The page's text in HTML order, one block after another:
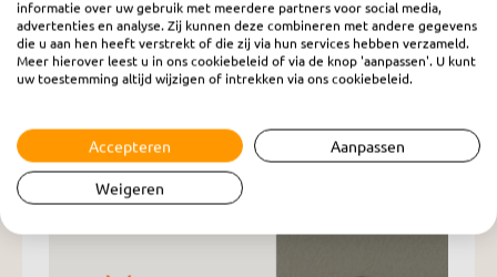
Vrouw in Beeld: Henrieke Hoogendijk
vrijdag 13 maart 2026
informatie over uw gebruik met meerdere partners voor social media,
advertenties en analyse. Zij kunnen deze combineren met andere gegevens
die u aan hen heeft verstrekt of die zij via hun services hebben verzameld.
Meer hierover leest u in ons cookiebeleid of via de knop 'aanpassen'. U kunt
uw toestemming altijd wijzigen of intrekken via ons cookiebeleid.
Accepteren Aanpassen
Weigeren